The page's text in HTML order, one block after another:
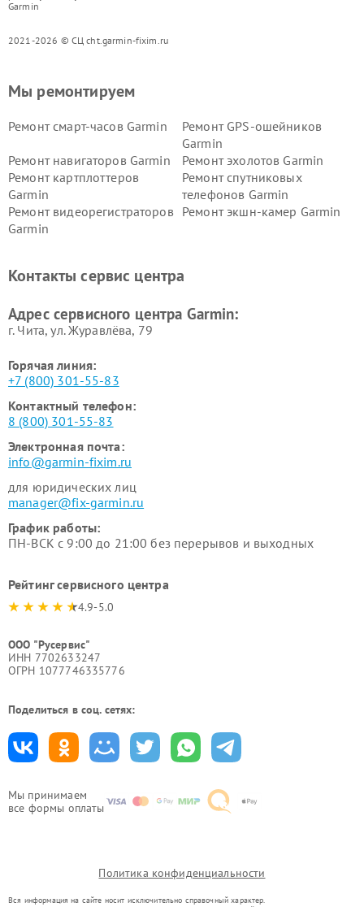
Garmin
2021-2026 © СЦ cht.garmin-fixim.ru
Мы принимаем
все формы оплаты
Мы ремонтируем
Ремонт смарт-часов Garmin
Ремонт GPS-ошейников
Garmin
Ремонт навигаторов Garmin
Ремонт эхолотов Garmin
Ремонт картплоттеров
Garmin
Ремонт спутниковых
телефонов Garmin
Ремонт видеорегистраторов
Garmin
Ремонт экшн-камер Garmin
Контакты сервис центра
Адрес сервисного центра Garmin:
г. Чита, ул. Журавлёва, 79
Горячая линия:
+7 (800) 301-55-83
Контактный телефон:
8 (800) 301-55-83
Электронная почта:
info@garmin-fixim.ru
для юридических лиц
manager@fix-garmin.ru
График работы:
ПН-ВСК с 9:00 до 21:00 без перерывов и выходных
Рейтинг сервисного центра
4.9-5.0
ООО "Русервис"
ИНН 7702633247
ОГРН 1077746335776
Поделиться в соц. сетях:
Политика конфиденциальности
Вся информация на сайте носит исключительно справочный характер.